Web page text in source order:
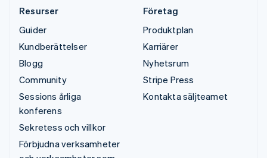
Resurser
Guider
Kundberättelser
Blogg
Community
Sessions årliga
konferens
Sekretess och villkor
Förbjudna verksamheter
Företag
Produktplan
Karriärer
Nyhetsrum
Stripe Press
Kontakta säljteamet